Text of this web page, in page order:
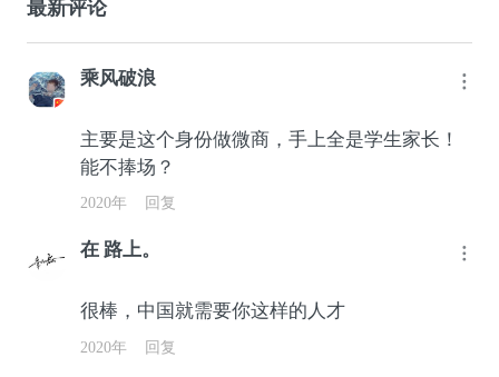
最新评论
乘风破浪
主要是这个身份做微商，手上全是学生家长！
能不捧场？
2020年 回复
在 路上。
很棒，中国就需要你这样的人才
2020年 回复